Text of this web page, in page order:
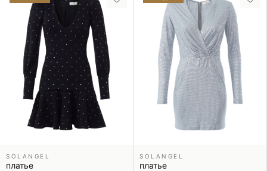
SOLANGEL
платье
SOLANGEL
платье